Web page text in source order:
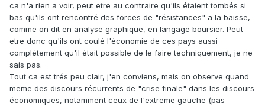
ca n'a rien a voir, peut etre au contraire qu'ils étaient tombés si
bas qu'ils ont rencontré des forces de "résistances" a la baisse,
comme on dit en analyse graphique, en langage boursier. Peut
etre donc qu'ils ont coulé l'économie de ces pays aussi
complètement qu'il était possible de le faire techniquement, je ne
sais pas.
Tout ca est trés peu clair, j'en conviens, mais on observe quand
meme des discours récurrents de "crise finale" dans les discours
économiques, notamment ceux de l'extreme gauche (pas